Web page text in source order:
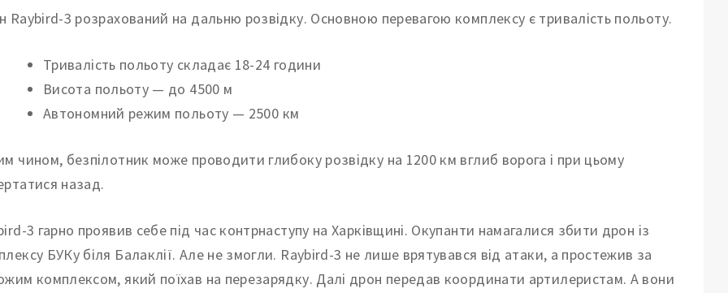
Raybird-3 розрахований на дальню розвідку. Основною перевагою комплексу є тривалість польоту.
Тривалість польоту складає 18-24 години
Висота польоту — до 4500 м
Автономний режим польоту — 2500 км
чином, безпілотник може проводити глибоку розвідку на 1200 км вглиб ворога і при цьому
назад.
3 гарно проявив себе під час контрнаступу на Харківщині. Окупанти намагалися збити дрон із
БУКу біля Балаклії. Але не змогли. Raybird-3 не лише врятувався від атаки, а простежив за
комплексом, який поїхав на перезарядку. Далі дрон передав координати артилеристам. А вони